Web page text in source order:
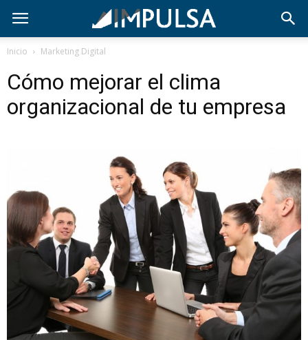
Inicio Marketing Digital
Cómo mejorar el clima
organizacional de tu empresa